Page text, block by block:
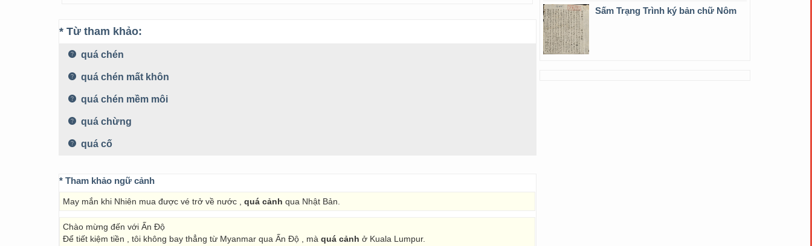
* Từ tham khảo:
quá chén
quá chén mất khôn
quá chén mềm môi
quá chừng
quá cố
* Tham khảo ngữ cảnh
May mắn khi Nhiên mua được vé trở về nước , quá cảnh qua Nhật Bản.
Chào mừng đến với Ấn Độ
Để tiết kiệm tiền , tôi không bay thẳng từ Myanmar qua Ấn Độ , mà quá cảnh ở Kuala Lumpur.
Sấm Trạng Trình ký bản chữ Nôm